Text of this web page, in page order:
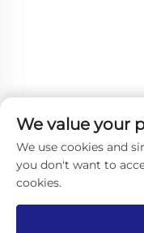
We value your
We use cookies and
you don't want to
cookies.